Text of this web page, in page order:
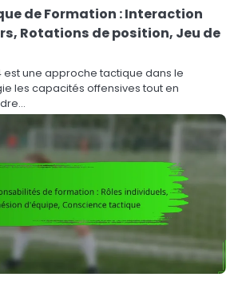
de Formation : Interaction
Rotations de position, Jeu de
une approche tactique dans le
les capacités offensives tout en